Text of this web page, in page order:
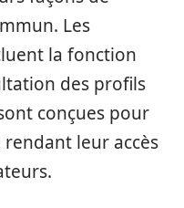
Les
la fonction
des profils
conçues pour
leur accès